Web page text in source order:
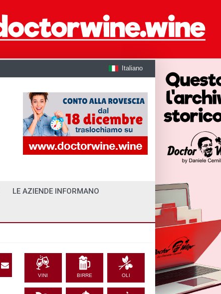
Italiano
LE AZIENDE INFORMANO
VINI BIRRE OLI